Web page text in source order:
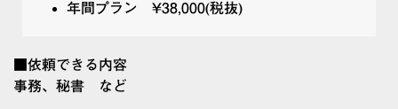
年間プラン ¥38,000(税抜)
■依頼できる内容
事務、秘書 など